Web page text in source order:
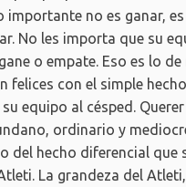
importante no es ganar, es
No les importa que su
o empate. Eso es lo de
felices con el simple
equipo al césped.
ordinario y
del hecho diferencial que
La grandeza del